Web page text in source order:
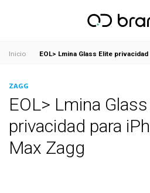
Inicio EOL> Lmina Glass Elite
ZAGG
EOL> Lmina
privacidad para
Max Zagg